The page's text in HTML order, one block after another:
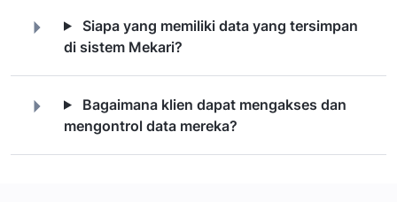
Siapa yang memiliki data yang tersimpan
di sistem Mekari?
Bagaimana klien dapat mengakses dan
mengontrol data mereka?